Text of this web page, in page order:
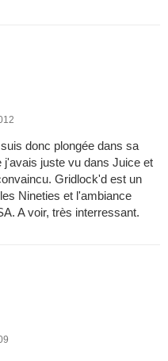
donc plongée dans sa
j'avais juste vu dans Juice et
Gridlock'd est un
Nineties et l'ambiance
A voir, très interressant.